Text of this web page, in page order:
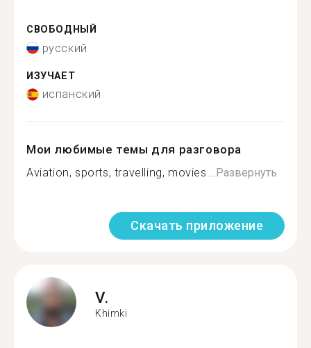
СВОБОДНЫЙ
русский
ИЗУЧАЕТ
испанский
Мои любимые темы для разговора
Aviation, sports, travelling, movies...Развернуть
Скачать приложение
V.
Khimki